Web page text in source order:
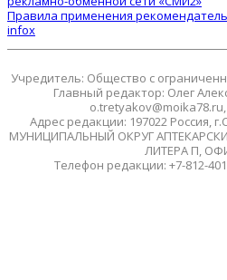
Правила применения
infox
Учредитель: Общество с
Главный редактор: Олег
o.tretyakov@moika78.ru,
Адрес редакции: 197022 Россия,
МУНИЦИПАЛЬНЫЙ ОКРУГ
ЛИТЕРА П,
Телефон редакции: +7-812-